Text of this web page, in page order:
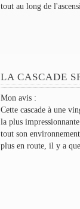
tout au long de
LA CASCADE
Mon avis :
Cette cascade à une
la plus
tout son
plus en route, il y a